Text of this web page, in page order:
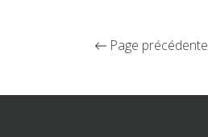
Page précédente